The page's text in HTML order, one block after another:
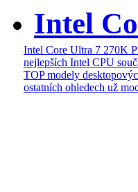
Intel
Intel Core Ultra 7 270K
nejlepších Intel CPU
TOP modely
ostatních ohledech už